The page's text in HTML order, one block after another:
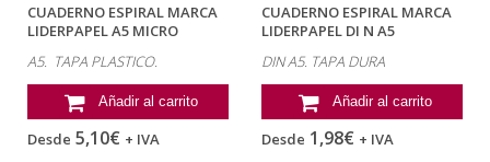
CUADERNO ESPIRAL MARCA
LIDERPAPEL A5 MICRO
A5. TAPA PLASTICO.
Añadir al carrito
Desde 5,10€ + IVA
CUADERNO ESPIRAL MARCA
LIDERPAPEL DI N A5
DIN A5. TAPA DURA
Añadir al carrito
Desde 1,98€ + IVA